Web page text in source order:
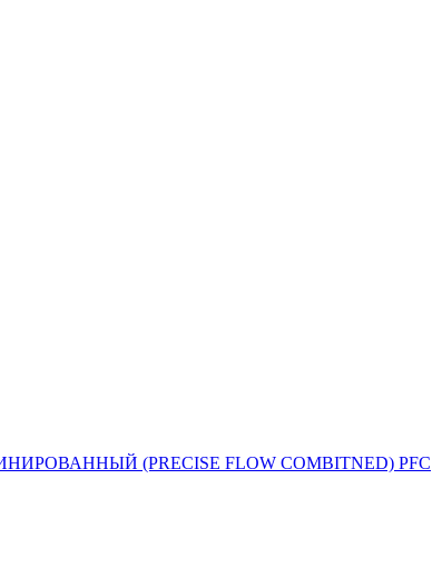
(PRECISE FLOW COMBIТNED) PFC